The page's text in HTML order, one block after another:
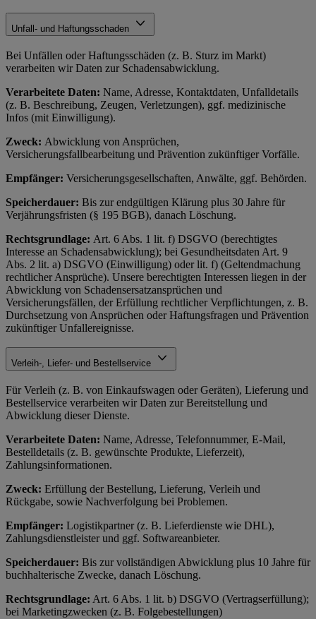
Unfall- und Haftungsschaden
Bei Unfällen oder Haftungsschäden (z. B. Sturz im Markt)
verarbeiten wir Daten zur Schadensabwicklung.
Verarbeitete Daten: Name, Adresse, Kontaktdaten, Unfalldetails
(z. B. Beschreibung, Zeugen, Verletzungen), ggf. medizinische
Infos (mit Einwilligung).
Zweck: Abwicklung von Ansprüchen,
Versicherungsfallbearbeitung und Prävention zukünftiger Vorfälle.
Empfänger: Versicherungsgesellschaften, Anwälte, ggf. Behörden.
Speicherdauer: Bis zur endgültigen Klärung plus 30 Jahre für
Verjährungsfristen (§ 195 BGB), danach Löschung.
Rechtsgrundlage: Art. 6 Abs. 1 lit. f) DSGVO (berechtigtes
Interesse an Schadensabwicklung); bei Gesundheitsdaten Art. 9
Abs. 2 lit. a) DSGVO (Einwilligung) oder lit. f) (Geltendmachung
rechtlicher Ansprüche). Unsere berechtigten Interessen liegen in der
Abwicklung von Schadensersatzansprüchen und
Versicherungsfällen, der Erfüllung rechtlicher Verpflichtungen, z. B.
Durchsetzung von Ansprüchen oder Haftungsfragen und Prävention
zukünftiger Unfallereignisse.
Verleih-, Liefer- und Bestellservice
Für Verleih (z. B. von Einkaufswagen oder Geräten), Lieferung und
Bestellservice verarbeiten wir Daten zur Bereitstellung und
Abwicklung dieser Dienste.
Verarbeitete Daten: Name, Adresse, Telefonnummer, E-Mail,
Bestelldetails (z. B. gewünschte Produkte, Lieferzeit),
Zahlungsinformationen.
Zweck: Erfüllung der Bestellung, Lieferung, Verleih und
Rückgabe, sowie Nachverfolgung bei Problemen.
Empfänger: Logistikpartner (z. B. Lieferdienste wie DHL),
Zahlungsdienstleister und ggf. Softwareanbieter.
Speicherdauer: Bis zur vollständigen Abwicklung plus 10 Jahre für
buchhalterische Zwecke, danach Löschung.
Rechtsgrundlage: Art. 6 Abs. 1 lit. b) DSGVO (Vertragserfüllung);
bei Marketingzwecken (z. B. Folgebestellungen)